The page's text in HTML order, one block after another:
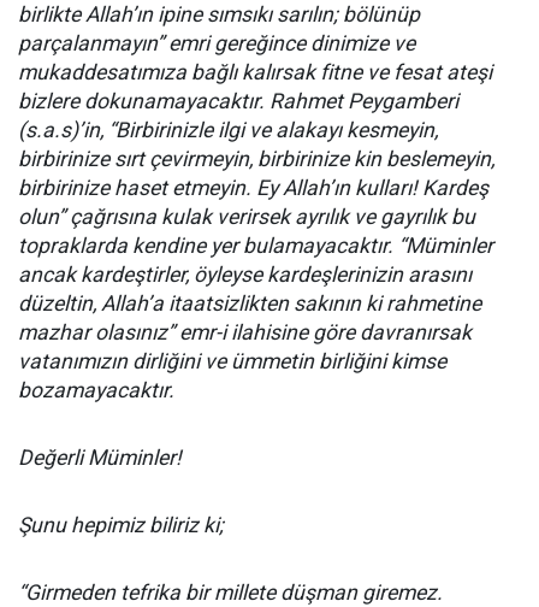
birlikte Allah’ın ipine sımsıkı sarılın; bölünüp
parçalanmayın” emri gereğince dinimize ve
mukaddesatımıza bağlı kalırsak fitne ve fesat ateşi
bizlere dokunamayacaktır. Rahmet Peygamberi
(s.a.s)’in, “Birbirinizle ilgi ve alakayı kesmeyin,
birbirinize sırt çevirmeyin, birbirinize kin beslemeyin,
birbirinize haset etmeyin. Ey Allah’ın kulları! Kardeş
olun” çağrısına kulak verirsek ayrılık ve gayrılık bu
topraklarda kendine yer bulamayacaktır. “Müminler
ancak kardeştirler, öyleyse kardeşlerinizin arasını
düzeltin, Allah’a itaatsizlikten sakının ki rahmetine
mazhar olasınız” emr-i ilahisine göre davranırsak
vatanımızın dirliğini ve ümmetin birliğini kimse
bozamayacaktır.
Değerli Müminler!
Şunu hepimiz biliriz ki;
“Girmeden tefrika bir millete düşman giremez.